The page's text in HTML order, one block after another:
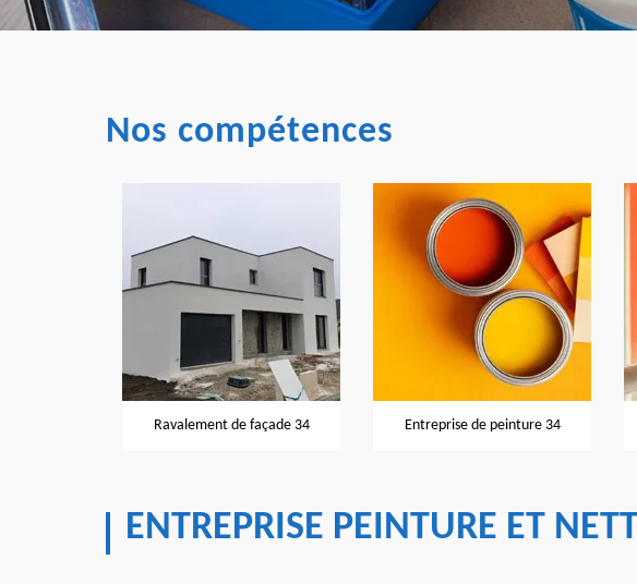
Nos compétences
Entreprise de peinture 34
Peintre et peinture de façade
34
ENTREPRISE PEINTURE ET